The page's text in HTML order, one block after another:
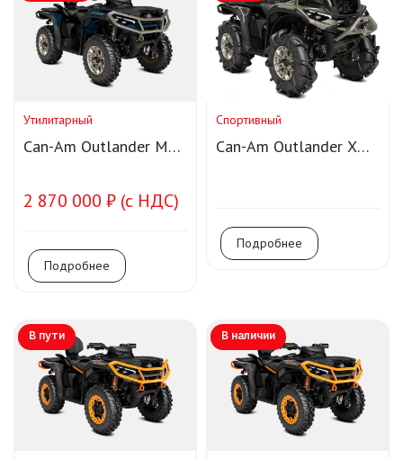
Утилитарный
Can-Am Outlander MAX
2 870 000 ₽ (с НДС)
Подробнее
Спортивный
Can-Am Outlander X
Подробнее
В пути В наличии